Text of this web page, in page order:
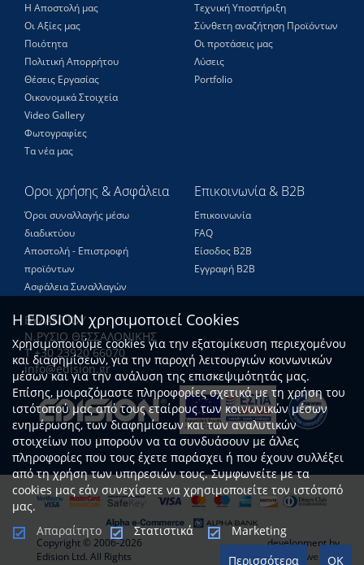
Η Αποστολή μας
Οι Αξίες μας
Ποιότητα
Πολιτική Απορρήτου
Θέσεις Eργασίας
Οικονομικά Στοιχεία
Video Gallery
Φωτογραφίες
Τα νέα μας
Τεχνική Υποστήριξη
Σύνθετη αναζήτηση Προϊόντων
Οι προτάσεις μας
Λύσεις
Portfolio
Οροι χρήσης & Ασφάλεια
Όροι συναλλαγής μέσω
διαδικτύου
Αποστολή - Επιστροφή
προϊόντων
Ασφάλεια Συναλλαγών
Επικοινωνία & B2B
Επικοινωνία
FAQ
Είσοδος Β2Β
Εγγραφή Β2Β
ΒΥΖΑΝΤΙΟΥ
Ν.ΡΥΣΙΟ ΘΕΣΣΑΛΟΝΙΚΗΣ
Τ +30 23920 66070
info@edision.gr
Copyright © 2006-2026
Edision Ltd. All Rights
development by
www.netwerk.gr
Η EDISION χρησιμοποιεί Cookies
Χρησιμοποιούμε cookies για την εξατομίκευση περιεχομένου
και διαφημίσεων, για την παροχή λειτουργιών κοινωνικών
μέσων και για την ανάλυση της επισκεψιμότητάς μας.
Επίσης, μοιραζόμαστε πληροφορίες σχετικά με τη χρήση του
ιστότοπού μας από τους εταίρους των κοινωνικών μέσων
ενημέρωσης, των διαφημίσεων και των αναλυτικών
στοιχείων που μπορούν να τα συνδυάσουν με άλλες
πληροφορίες που τους έχετε παράσχει ή που έχουν συλλέξει
από τη χρήση των υπηρεσιών τους. Συμφωνείτε με τα
cookies μας εάν συνεχίσετε να χρησιμοποιείτε τον ιστότοπό
μας.
Απαραίτητο
Στατιστικά
Marketing
Περισσότερα
OK